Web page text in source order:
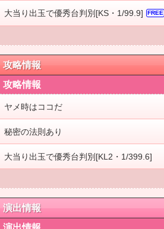
大当り出玉で優秀台判別[KS・1/99.9] FREE
攻略情報
攻略情報
ヤメ時はココだ
秘密の法則あり
大当り出玉で優秀台判別[KL2・1/399.6]
演出情報